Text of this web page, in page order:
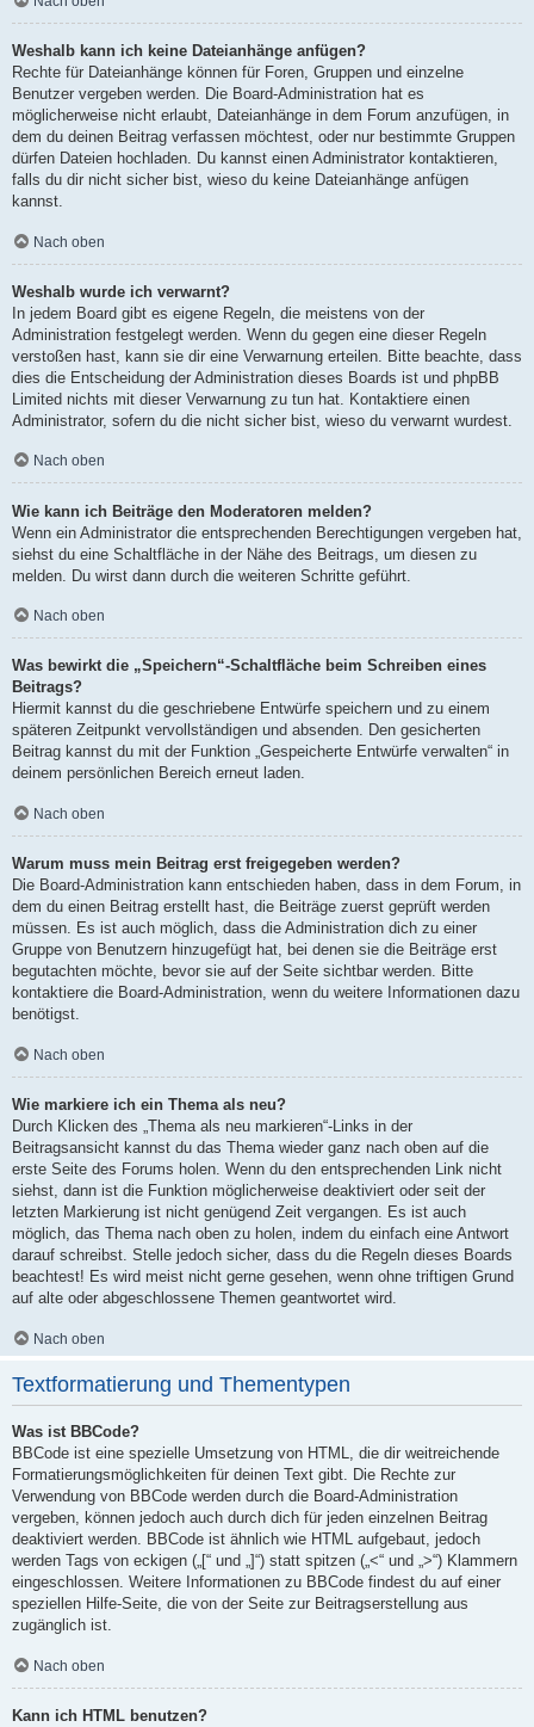
Weshalb kann ich keine Dateianhänge anfügen?
Rechte für Dateianhänge können für Foren, Gruppen und einzelne
Benutzer vergeben werden. Die Board-Administration hat es
möglicherweise nicht erlaubt, Dateianhänge in dem Forum anzufügen, in
dem du deinen Beitrag verfassen möchtest, oder nur bestimmte Gruppen
dürfen Dateien hochladen. Du kannst einen Administrator kontaktieren,
falls du dir nicht sicher bist, wieso du keine Dateianhänge anfügen
kannst.
Nach oben
Weshalb wurde ich verwarnt?
In jedem Board gibt es eigene Regeln, die meistens von der
Administration festgelegt werden. Wenn du gegen eine dieser Regeln
verstoßen hast, kann sie dir eine Verwarnung erteilen. Bitte beachte, dass
dies die Entscheidung der Administration dieses Boards ist und phpBB
Limited nichts mit dieser Verwarnung zu tun hat. Kontaktiere einen
Administrator, sofern du die nicht sicher bist, wieso du verwarnt wurdest.
Nach oben
Wie kann ich Beiträge den Moderatoren melden?
Wenn ein Administrator die entsprechenden Berechtigungen vergeben hat,
siehst du eine Schaltfläche in der Nähe des Beitrags, um diesen zu
melden. Du wirst dann durch die weiteren Schritte geführt.
Nach oben
Was bewirkt die „Speichern“-Schaltfläche beim Schreiben eines
Beitrags?
Hiermit kannst du die geschriebene Entwürfe speichern und zu einem
späteren Zeitpunkt vervollständigen und absenden. Den gesicherten
Beitrag kannst du mit der Funktion „Gespeicherte Entwürfe verwalten“ in
deinem persönlichen Bereich erneut laden.
Nach oben
Warum muss mein Beitrag erst freigegeben werden?
Die Board-Administration kann entschieden haben, dass in dem Forum, in
dem du einen Beitrag erstellt hast, die Beiträge zuerst geprüft werden
müssen. Es ist auch möglich, dass die Administration dich zu einer
Gruppe von Benutzern hinzugefügt hat, bei denen sie die Beiträge erst
begutachten möchte, bevor sie auf der Seite sichtbar werden. Bitte
kontaktiere die Board-Administration, wenn du weitere Informationen dazu
benötigst.
Nach oben
Wie markiere ich ein Thema als neu?
Durch Klicken des „Thema als neu markieren“-Links in der
Beitragsansicht kannst du das Thema wieder ganz nach oben auf die
erste Seite des Forums holen. Wenn du den entsprechenden Link nicht
siehst, dann ist die Funktion möglicherweise deaktiviert oder seit der
letzten Markierung ist nicht genügend Zeit vergangen. Es ist auch
möglich, das Thema nach oben zu holen, indem du einfach eine Antwort
darauf schreibst. Stelle jedoch sicher, dass du die Regeln dieses Boards
beachtest! Es wird meist nicht gerne gesehen, wenn ohne triftigen Grund
auf alte oder abgeschlossene Themen geantwortet wird.
Nach oben
Textformatierung und Thementypen
Was ist BBCode?
BBCode ist eine spezielle Umsetzung von HTML, die dir weitreichende
Formatierungsmöglichkeiten für deinen Text gibt. Die Rechte zur
Verwendung von BBCode werden durch die Board-Administration
vergeben, können jedoch auch durch dich für jeden einzelnen Beitrag
deaktiviert werden. BBCode ist ähnlich wie HTML aufgebaut, jedoch
werden Tags von eckigen („[“ und „]“) statt spitzen („<“ und „>“) Klammern
eingeschlossen. Weitere Informationen zu BBCode findest du auf einer
speziellen Hilfe-Seite, die von der Seite zur Beitragserstellung aus
zugänglich ist.
Nach oben
Kann ich HTML benutzen?